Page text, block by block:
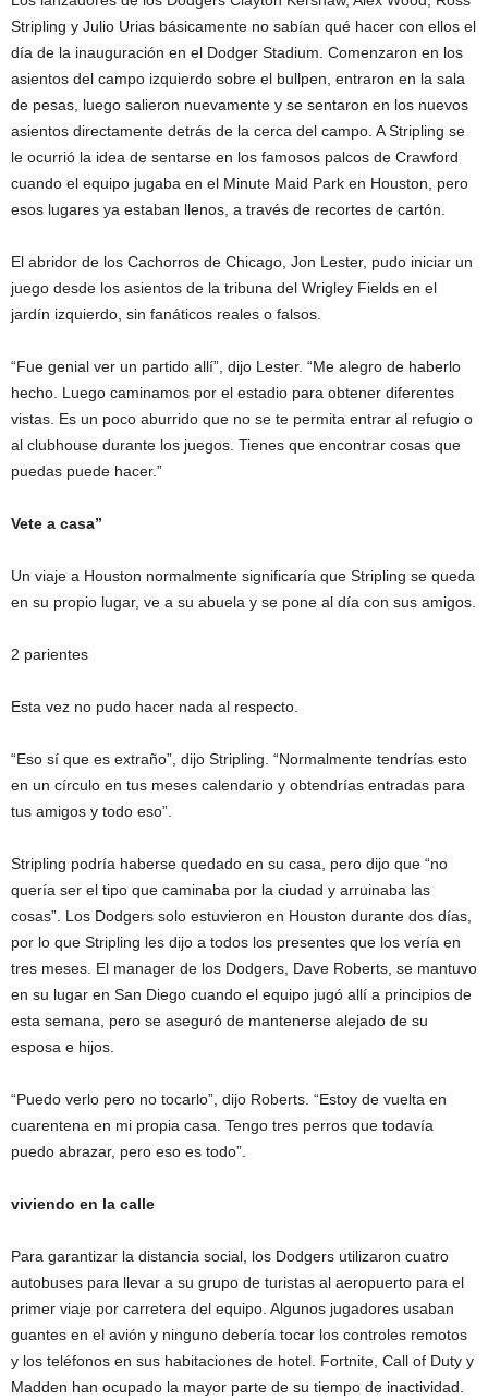
Stripling y Julio Urias básicamente no sabían qué hacer con ellos el
día de la inauguración en el Dodger Stadium. Comenzaron en los
asientos del campo izquierdo sobre el bullpen, entraron en la sala
de pesas, luego salieron nuevamente y se sentaron en los nuevos
asientos directamente detrás de la cerca del campo. A Stripling se
le ocurrió la idea de sentarse en los famosos palcos de Crawford
cuando el equipo jugaba en el Minute Maid Park en Houston, pero
esos lugares ya estaban llenos, a través de recortes de cartón.
El abridor de los Cachorros de Chicago, Jon Lester, pudo iniciar un
juego desde los asientos de la tribuna del Wrigley Fields en el
jardín izquierdo, sin fanáticos reales o falsos.
“Fue genial ver un partido allí”, dijo Lester. “Me alegro de haberlo
hecho. Luego caminamos por el estadio para obtener diferentes
vistas. Es un poco aburrido que no se te permita entrar al refugio o
al clubhouse durante los juegos. Tienes que encontrar cosas que
puedas puede hacer.”
Vete a casa”
Un viaje a Houston normalmente significaría que Stripling se queda
en su propio lugar, ve a su abuela y se pone al día con sus amigos.
2 parientes
Esta vez no pudo hacer nada al respecto.
“Eso sí que es extraño”, dijo Stripling. “Normalmente tendrías esto
en un círculo en tus meses calendario y obtendrías entradas para
tus amigos y todo eso”.
Stripling podría haberse quedado en su casa, pero dijo que “no
quería ser el tipo que caminaba por la ciudad y arruinaba las
cosas”. Los Dodgers solo estuvieron en Houston durante dos días,
por lo que Stripling les dijo a todos los presentes que los vería en
tres meses. El manager de los Dodgers, Dave Roberts, se mantuvo
en su lugar en San Diego cuando el equipo jugó allí a principios de
esta semana, pero se aseguró de mantenerse alejado de su
esposa e hijos.
“Puedo verlo pero no tocarlo”, dijo Roberts. “Estoy de vuelta en
cuarentena en mi propia casa. Tengo tres perros que todavía
puedo abrazar, pero eso es todo”.
viviendo en la calle
Para garantizar la distancia social, los Dodgers utilizaron cuatro
autobuses para llevar a su grupo de turistas al aeropuerto para el
primer viaje por carretera del equipo. Algunos jugadores usaban
guantes en el avión y ninguno debería tocar los controles remotos
y los teléfonos en sus habitaciones de hotel. Fortnite, Call of Duty y
Madden han ocupado la mayor parte de su tiempo de inactividad.